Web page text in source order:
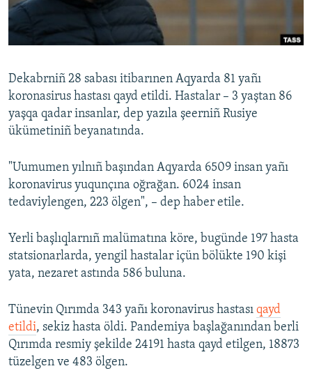
Русский
Українською
Dekabrniñ 28 sabası itibarınen Aqyarda 81 yañı
koronasirus hastası qayd etildi. Hastalar – 3 yaştan 86
yaşqa qadar insanlar, dep yazıla şeerniñ Rusiye
ükümetiniñ beyanatında.
"Uumumen yılnıñ başından Aqyarda 6509 insan yañı
koronavirus yuqunçına oğrağan. 6024 insan
tedaviylengen, 223 ölgen", – dep haber etile.
Yerli başlıqlarnıñ malümatına köre, bugünde 197 hasta
statsionarlarda, yengil hastalar içün bölükte 190 kişi
yata, nezaret astında 586 buluna.
Tünevin Qırımda 343 yañı koronavirus hastası qayd
etildi, sekiz hasta öldi. Pandemiya başlağanından berli
Qırımda resmiy şekilde 24191 hasta qayd etilgen, 18873
tüzelgen ve 483 ölgen.